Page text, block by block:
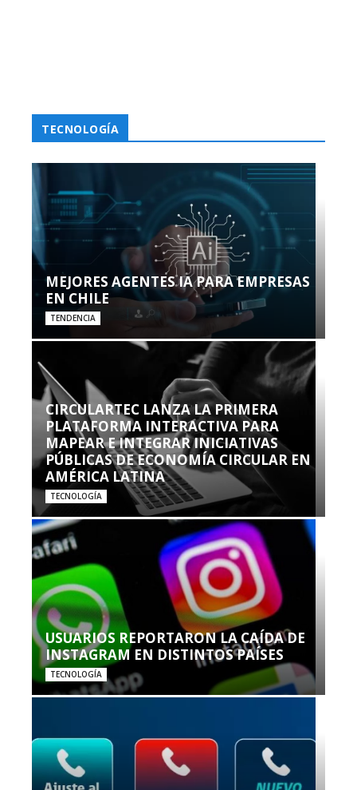
TECNOLOGÍA
MEJORES AGENTES IA PARA EMPRESAS
EN CHILE
TENDENCIA
CIRCULARTEC LANZA LA PRIMERA
PLATAFORMA INTERACTIVA PARA
MAPEAR E INTEGRAR INICIATIVAS
PÚBLICAS DE ECONOMÍA CIRCULAR EN
AMÉRICA LATINA
TECNOLOGÍA
USUARIOS REPORTARON LA CAÍDA DE
INSTAGRAM EN DISTINTOS PAÍSES
TECNOLOGÍA